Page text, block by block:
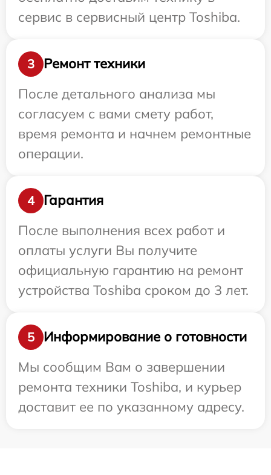
сервис в сервисный центр Toshiba.
3
Ремонт техники
После детального анализа мы
согласуем с вами смету работ,
время ремонта и начнем ремонтные
операции.
4
Гарантия
После выполнения всех работ и
оплаты услуги Вы получите
официальную гарантию на ремонт
устройства Toshiba сроком до 3 лет.
5
Информирование о готовности
Мы сообщим Вам о завершении
ремонта техники Toshiba, и курьер
доставит ее по указанному адресу.